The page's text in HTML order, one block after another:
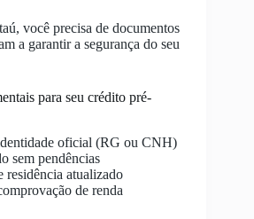
você precisa de documentos
a garantir a segurança do seu
para seu crédito pré-
oficial (RG ou CNH)
sem pendências
residência atualizado
de renda